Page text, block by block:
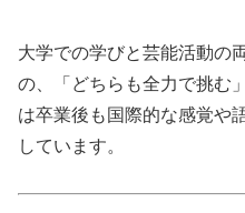
大学での学びと芸能活動の
の、「どちらも全力で挑む
は卒業後も国際的な感覚や
しています。